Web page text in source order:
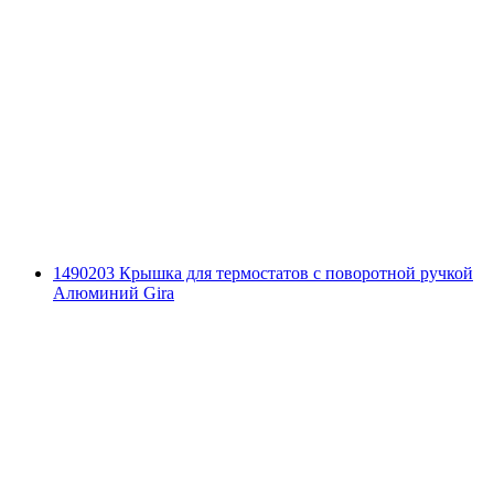
1490203 Крышка для термостатов с поворотной ручкой
Алюминий Gira